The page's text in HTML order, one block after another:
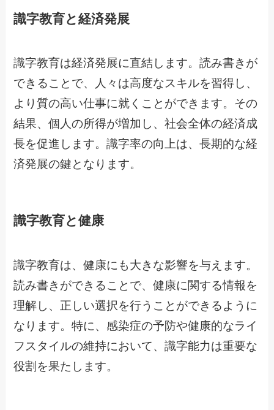
識字教育と経済発展
識字教育は経済発展に直結します。読み書きが
できることで、人々は高度なスキルを習得し、
より質の高い仕事に就くことができます。その
結果、個人の所得が増加し、社会全体の経済成
長を促進します。識字率の向上は、長期的な経
済発展の鍵となります。
識字教育と健康
識字教育は、健康にも大きな影響を与えます。
読み書きができることで、健康に関する情報を
理解し、正しい選択を行うことができるように
なります。特に、感染症の予防や健康的なライ
フスタイルの維持において、識字能力は重要な
役割を果たします。